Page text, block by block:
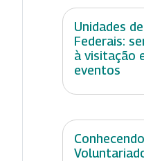
Unidades
Federais:
à visitação
eventos